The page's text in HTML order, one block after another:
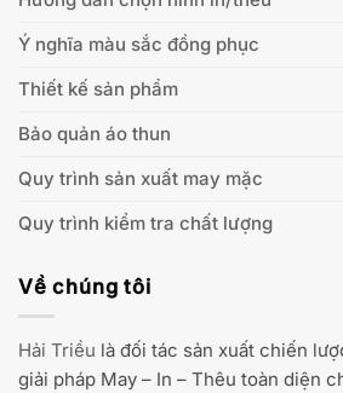
Ý nghĩa màu sắc đồng phục
Thiết kế sản phẩm
Bảo quản áo thun
Quy trình sản xuất may mặc
Quy trình kiểm tra chất lượng
Về chúng tôi
Hải Triều là đối tác sản xuất chiến
giải pháp May – In – Thêu toàn diện